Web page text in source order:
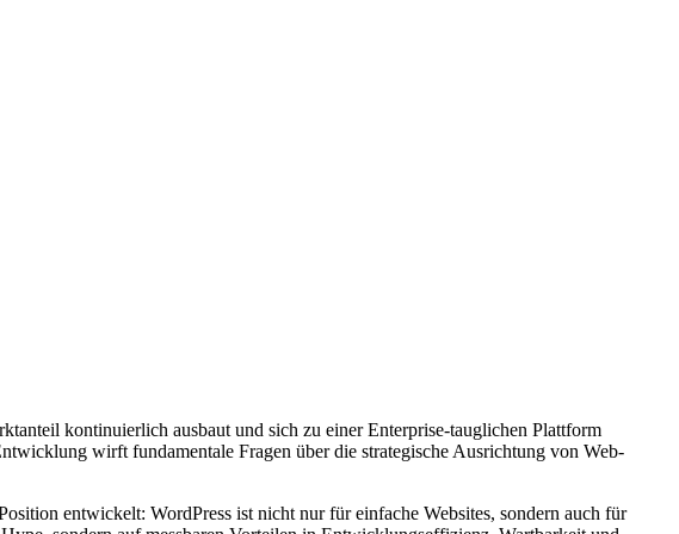
kontinuierlich ausbaut und sich zu einer Enterprise-tauglichen Plattform
wirft fundamentale Fragen über die strategische Ausrichtung von Web-
entwickelt: WordPress ist nicht nur für einfache Websites, sondern auch für